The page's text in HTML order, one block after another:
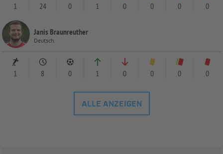
1 24 0 1 0 0 0 0
Janis Braunreuther
Deutsch
1 8 0 1 0 0 0 0
ALLE ANZEIGEN